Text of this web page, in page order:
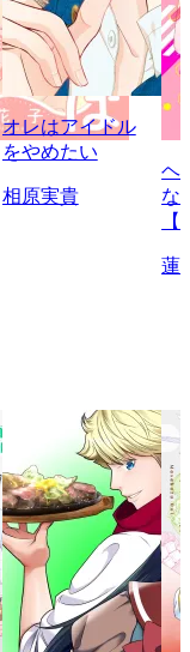
オレはアイドル
をやめたい
相原実貴
ヘ
な
蓮